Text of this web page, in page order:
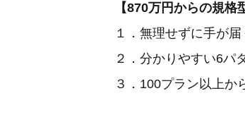
【870万円からの規格
１．無理せずに手が
２．分かりやすい6パ
３．100プラン以上か